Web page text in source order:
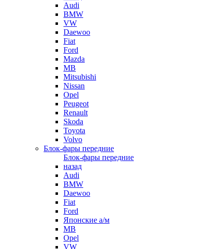
Audi
BMW
VW
Daewoo
Fiat
Ford
Mazda
MB
Mitsubishi
Nissan
Opel
Peugeot
Renault
Skoda
Toyota
Volvo
Блок-фары передние
Блок-фары передние
назад
Audi
BMW
Daewoo
Fiat
Ford
Японские а/м
MB
Opel
VW